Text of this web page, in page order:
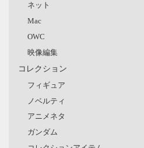
ネット
Mac
OWC
映像編集
コレクション
フィギュア
ノベルティ
アニメネタ
ガンダム